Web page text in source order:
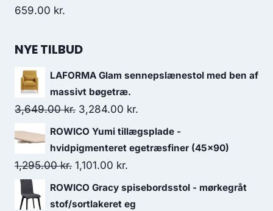
659.00 kr.
NYE TILBUD
LAFORMA Glam sennepslænestol med ben af
massivt bøgetræ.
3,649.00kr. 3,284.00 kr.
ROWICO Yumi tillægsplade -
hvidpigmenteret egetræsfiner (45x90)
1,295.00kr. 1,101.00 kr.
ROWICO Gracy spisebordsstol - mørkegråt
stof/sortlakeret eg